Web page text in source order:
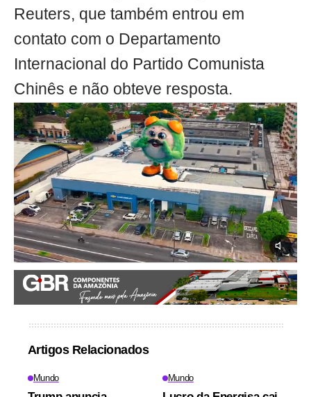
Reuters, que também entrou em
contato com o Departamento
Internacional do Partido Comunista
Chinês e não obteve resposta.
Artigos Relacionados
Mundo Mundo